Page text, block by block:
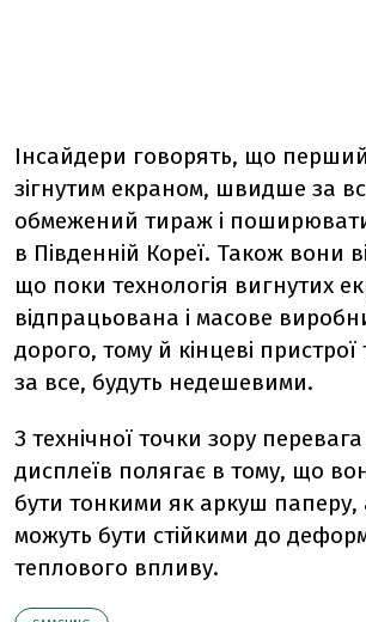
Інсайдери говорять, що перший
зігнутим екраном, швидше за
обмежений тираж і
в Південній Кореї. Також вони
що поки технологія вигнутих
відпрацьована і масове
дорого, тому й кінцеві
за все, будуть недешевими.
З технічної точки зору
дисплеїв полягає в тому, що
бути тонкими як аркуш паперу,
можуть бути стійкими до
теплового впливу.